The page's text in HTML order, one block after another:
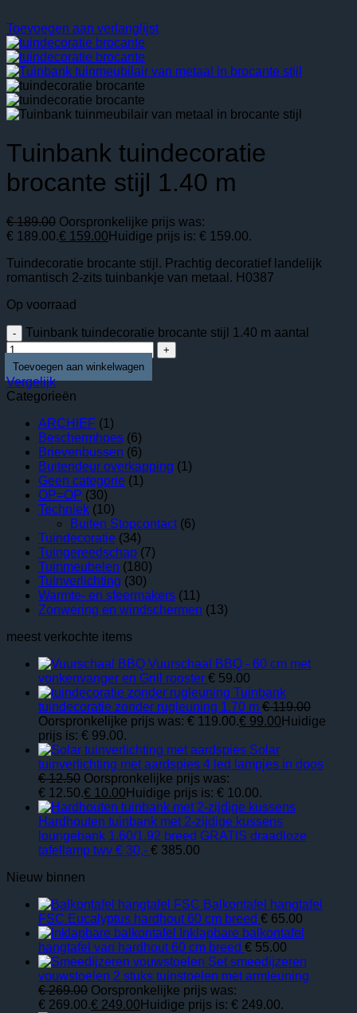
Toevoegen aan verlanglijst
Tuinbank tuindecoratie
brocante stijl 1.40 m
€189.00 Oorspronkelijke prijs was:
€ 189.00.€ 159.00 Huidige prijs is: € 159.00.
Tuindecoratie brocante stijl. Prachtig decoratief landelijk
romantisch 2-zits tuinbankje van metaal. H0387
Op voorraad
Tuinbank tuindecoratie brocante stijl 1.40 m aantal
Vergelijk
Categorieën
ARCHIEF (1)
Beschermhoes (6)
Brievenbussen (6)
Buitendeur overkapping (1)
Geen categorie (1)
OP=OP (30)
Techniek (10)
Buiten Stopcontact (6)
Tuindecoratie (34)
Tuingereedschap (7)
Tuinmeubelen (180)
Tuinverlichting (30)
Warmte- en sfeermakers (11)
Zonwering en windschermen (13)
meest verkochte items
Vuurschaal BBQ - 60 cm met
vonkenvanger en Grill rooster € 59.00
Tuinbank
tuindecoratie zonder rugleuning 1.70 m €119.00
Oorspronkelijke prijs was: € 119.00.€ 99.00 Huidige
prijs is: € 99.00.
Solar
tuinverlichting met aardspies 4 led lampjes in doos
€12.50 Oorspronkelijke prijs was:
€ 12.50.€ 10.00 Huidige prijs is: € 10.00.
Hardhouten tuinbank met 2-zijdige kussens
loungebank 1.60/1.92 breed GRATIS draadloze
tafellamp twv € 30,- € 385.00
Nieuw binnen
Balkontafel hangtafel
FSC Eucalyptus hardhout 60 cm breed € 65.00
Inklapbare balkontafel
hangtafel van hardhout 60 cm breed € 55.00
Set smeedijzeren
vouwstoelen 2 stuks tuinstoelen met armleuning
€269.00 Oorspronkelijke prijs was:
€ 269.00.€ 249.00 Huidige prijs is: € 249.00.